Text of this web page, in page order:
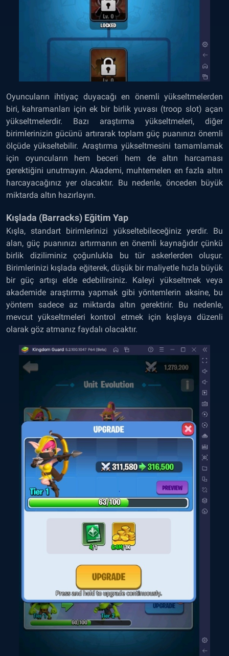
Oyuncuların ihtiyaç duyacağı en önemli yükseltmelerden
biri, kahramanları için ek bir birlik yuvası (troop slot) açan
yükseltmelerdir. Bazı araştırma yükseltmeleri, diğer
birimlerinizin gücünü artırarak toplam güç puanınızı önemli
ölçüde yükseltebilir. Araştırma yükseltmesini tamamlamak
için oyuncuların hem beceri hem de altın harcaması
gerektiğini unutmayın. Akademi, muhtemelen en fazla altın
harcayacağınız yer olacaktır. Bu nedenle, önceden büyük
miktarda altın hazırlayın.
Kışlada (Barracks) Eğitim Yap
Kışla, standart birimlerinizi yükseltebileceğiniz yerdir. Bu
alan, güç puanınızı artırmanın en önemli kaynağıdır çünkü
birlik diziliminiz çoğunlukla bu tür askerlerden oluşur.
Birimlerinizi kışlada eğiterek, düşük bir maliyetle hızla büyük
bir güç artışı elde edebilirsiniz. Kaleyi yükseltmek veya
akademide araştırma yapmak gibi yöntemlerin aksine, bu
yöntem sadece az miktarda altın gerektirir. Bu nedenle,
mevcut yükseltmeleri kontrol etmek için kışlaya düzenli
olarak göz atmanız faydalı olacaktır.